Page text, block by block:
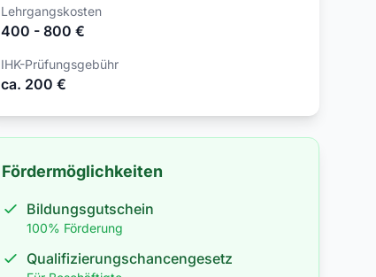
Lehrgangskosten
400 - 800 €
IHK-Prüfungsgebühr
ca. 200 €
Fördermöglichkeiten
Bildungsgutschein
100% Förderung
Qualifizierungschancengesetz